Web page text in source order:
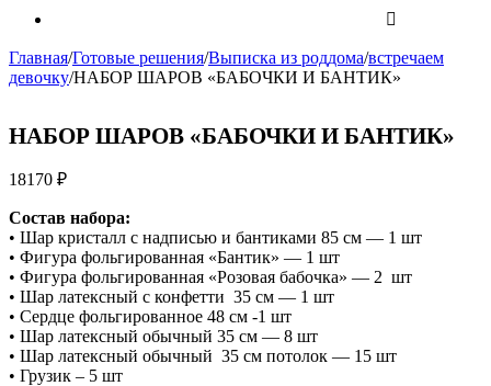
Главная/Готовые решения/Выписка из роддома/встречаем
девочку/НАБОР ШАРОВ «БАБОЧКИ И БАНТИК»
НАБОР ШАРОВ «БАБОЧКИ И БАНТИК»
18170 ₽
Состав набора:
• Шар кристалл с надписью и бантиками 85 см — 1 шт
• Фигура фольгированная «Бантик» — 1 шт
• Фигура фольгированная «Розовая бабочка» — 2 шт
• Шар латексный с конфетти 35 см — 1 шт
• Сердце фольгированное 48 см -1 шт
• Шар латексный обычный 35 см — 8 шт
• Шар латексный обычный 35 см потолок — 15 шт
• Грузик – 5 шт